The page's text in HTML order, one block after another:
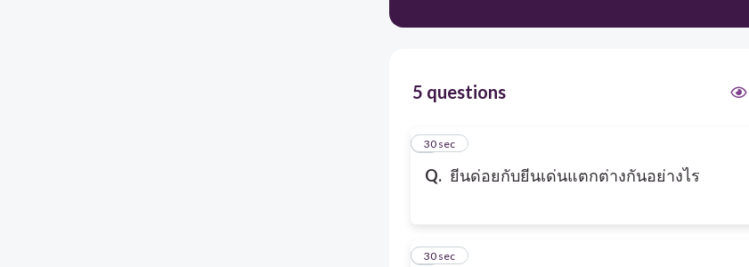
ตรงสี
5 questions
Q. ยีนด่อยกับยีนเด่นแตกต่างกันอย่างไร
1
30 sec
2
30 sec